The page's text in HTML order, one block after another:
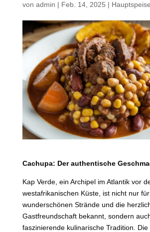
von admin | Feb. 14, 2025 | Hauptspeise
Cachupa: Der authentische
Kap Verde, ein Archipel im Atlantik vor
westafrikanischen Küste, ist nicht nur
wunderschönen Strände und die
Gastfreundschaft bekannt, sondern
faszinierende kulinarische Tradition.